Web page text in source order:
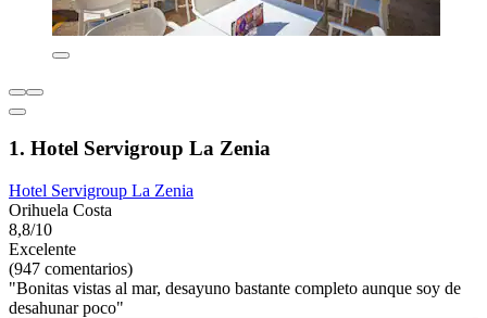
1. Hotel Servigroup La Zenia
Hotel Servigroup La Zenia
Orihuela Costa
8,8/10
Excelente
(947 comentarios)
"Bonitas vistas al mar, desayuno bastante completo aunque soy de
desahunar poco"